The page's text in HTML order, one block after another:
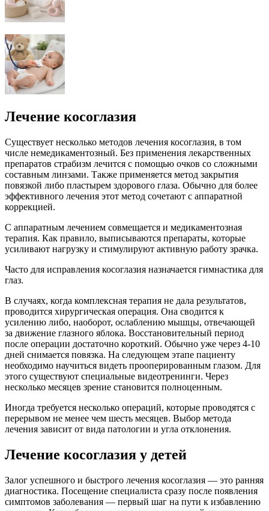
Лечение косоглазия
Существует несколько методов лечения косоглазия, в том
числе немедикаментозный. Без применения лекарственных
препаратов страбизм лечится с помощью очков со сложными
составным линзами. Также применяется метод закрытия
повязкой либо пластырем здорового глаза. Обычно для более
эффективного лечения этот метод сочетают с аппаратной
коррекцией.
С аппаратным лечением совмещается и медикаментозная
терапия. Как правило, выписываются препараты, которые
усиливают нагрузку и стимулируют активную работу зрачка.
Часто для исправления косоглазия назначается гимнастика для
глаз.
В случаях, когда комплексная терапия не дала результатов,
проводится хирургическая операция. Она сводится к
усилению либо, наоборот, ослаблению мышцы, отвечающей
за движение глазного яблока. Восстановительный период
после операции достаточно короткий. Обычно уже через 4-10
дней снимается повязка. На следующем этапе пациенту
необходимо научиться видеть прооперированным глазом. Для
этого существуют специальные видеотренинги. Через
несколько месяцев зрение становится полноценным.
Иногда требуется несколько операций, которые проводятся с
перерывом не менее чем шесть месяцев. Выбор метода
лечения зависит от вида патологии и угла отклонения.
Лечение косоглазия у детей
Залог успешного и быстрого лечения косоглазия — это ранняя
диагностика. Посещение специалиста сразу после появления
симптомов заболевания — первый шаг на пути к избавлению